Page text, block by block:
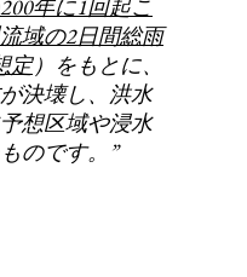
年に1回起こ
域の2日間総雨
定）をもとに、
決壊し、洪水
想区域や浸水
のです。